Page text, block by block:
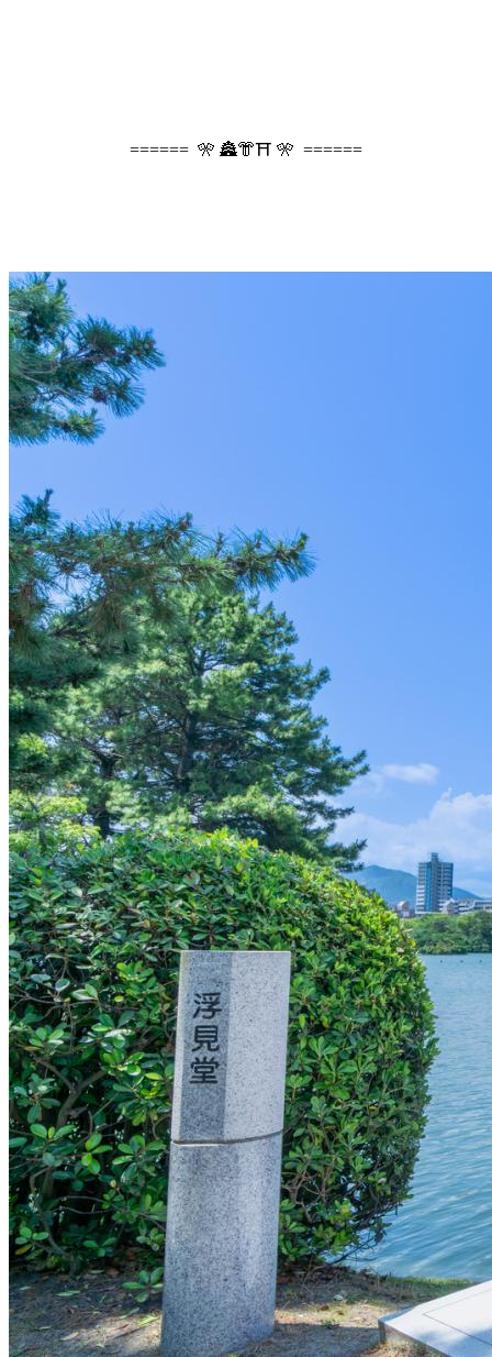
====== 🎌 🏯👘⛩️ 🎌 ======